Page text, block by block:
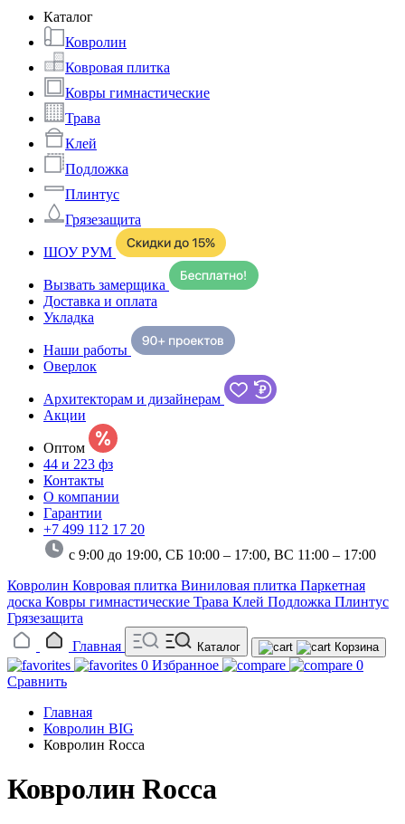
Каталог
Ковролин
Ковровая плитка
Ковры гимнастические
Трава
Клей
Подложка
Плинтус
Грязезащита
ШОУ РУМ
Вызвать замерщика
Доставка и оплата
Укладка
Наши работы
Оверлок
Архитекторам и дизайнерам
Акции
Оптом
44 и 223 фз
Контакты
О компании
Гарантии
+7 499 112 17 20
с 9:00 до 19:00, СБ 10:00 – 17:00, ВС 11:00 – 17:00
Ковролин Ковровая плитка Виниловая плитка Паркетная
доска Ковры гимнастические Трава Клей Подложка Плинтус
Грязезащита
Главная
Каталог Корзина
0 Избранное
0
Сравнить
Главная
Ковролин BIG
Ковролин Rocca
Ковролин Rocca